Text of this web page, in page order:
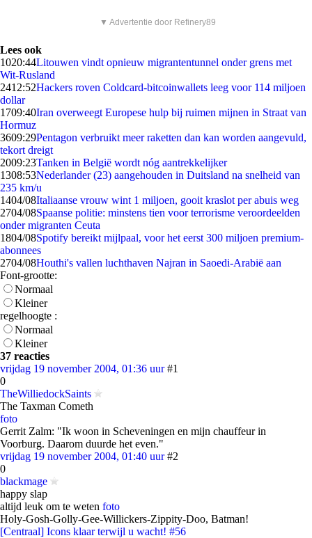
▼ Advertentie door Refinery89
Lees ook
1020:44Litouwen vindt opnieuw migrantentunnel onder grens met
Wit-Rusland
2412:52Hackers roven Coldcard-bitcoinwallets leeg voor 114 miljoen
dollar
1709:40Iran overweegt Europese hulp bij ruimen mijnen in Straat van
Hormuz
3609:29Pentagon verbruikt meer raketten dan kan worden aangevuld,
tekort dreigt
2009:23Tanken in België wordt nóg aantrekkelijker
1308:53Nederlander (23) aangehouden in Duitsland na snelheid van
235 km/u
1404/08Italiaanse vrouw wint 1 miljoen, gooit kraslot per abuis weg
2704/08Spaanse politie: minstens tien voor terrorisme veroordeelden
onder migranten Ceuta
1804/08Spotify bereikt mijlpaal, voor het eerst 300 miljoen premium-
abonnees
2704/08Houthi's vallen luchthaven Najran in Saoedi-Arabië aan
Font-grootte:
Normaal
Kleiner
regelhoogte :
Normaal
Kleiner
37 reacties
vrijdag 19 november 2004, 01:36 uur #1
0
TheWilliedockSaints
The Taxman Cometh
foto
Gerrit Zalm: "Ik woon in Scheveningen en mijn chauffeur in
Voorburg. Daarom duurde het even."
vrijdag 19 november 2004, 01:40 uur #2
0
blackmage
happy slap
altijd leuk om te weten foto
Holy-Gosh-Golly-Gee-Willickers-Zippity-Doo, Batman!
[Centraal] Icons klaar terwijl u wacht! #56